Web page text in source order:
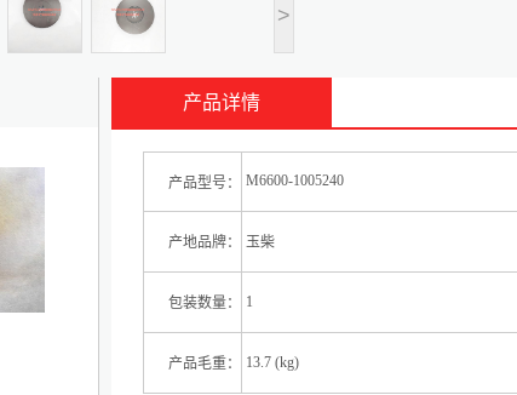
>
产品详情
产品型号： M6600-1005240
产地品牌： 玉柴
包装数量： 1
产品毛重： 13.7 (kg)